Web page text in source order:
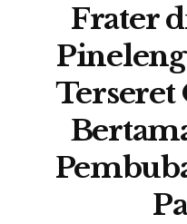
Frater
Terseret